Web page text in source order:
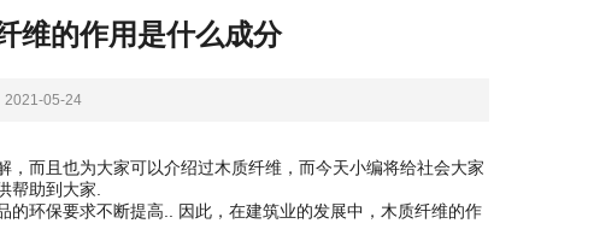
维的作用是什么成分
2021-05-24
而且也为大家可以介绍过木质纤维，而今天小编将给社会大家
帮助到大家.
环保要求不断提高.. 因此，在建筑业的发展中，木质纤维的作